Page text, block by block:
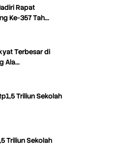
Rapat
Ke-357 Tah…
Terbesar di
Ala…
Triliun Sekolah
Triliun Sekolah